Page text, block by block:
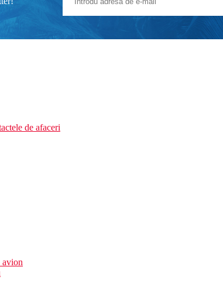
de afaceri
avion